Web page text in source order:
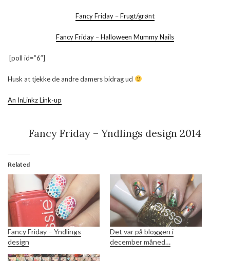
Fancy Friday – Frugt/grønt
Fancy Friday – Halloween Mummy Nails
[poll id=”6″]
Husk at tjekke de andre damers bidrag ud
An InLinkz Link-up
Fancy Friday – Yndlings design 2014
Related
Fancy Friday – Yndlings
design
Det var på bloggen i
december måned…